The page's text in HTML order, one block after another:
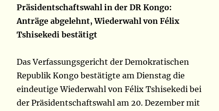
Präsidentschaftswahl in der DR Kongo:
Anträge abgelehnt, Wiederwahl von Félix
Tshisekedi bestätigt
Das Verfassungsgericht der Demokratischen
Republik Kongo bestätigte am Dienstag die
eindeutige Wiederwahl von Félix Tshisekedi bei
der Präsidentschaftswahl am 20. Dezember mit